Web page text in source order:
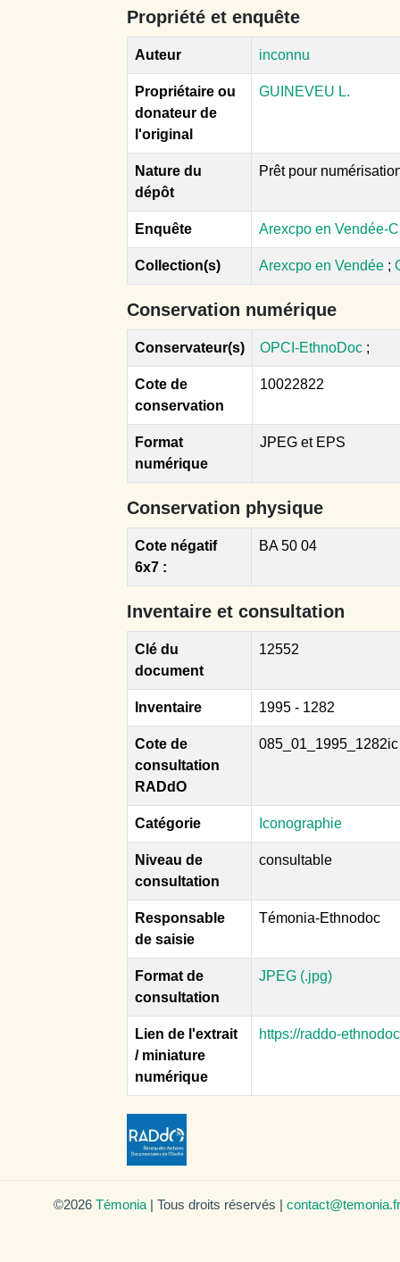
Propriété et enquête
Auteur inconnu
Propriétaire ou
donateur de
l'original
GUINEVEU L.
Nature du
dépôt
Prêt pour
Enquête Arexcpo en Vendée-
Collection(s) Arexcpo en Vendée ;
Conservation numérique
Conservateur(s) OPCI-EthnoDoc ;
Cote de
conservation
10022822
Format
numérique
JPEG et EPS
Conservation physique
Cote négatif
6x7 :
BA 50 04
Inventaire et consultation
Clé du
document
12552
Inventaire 1995 - 1282
Cote de
consultation
RADdO
085_01_1995_1282ic
Catégorie Iconographie
Niveau de
consultation
consultable
Responsable
de saisie
Témonia-Ethnodoc
Format de
consultation
JPEG (.jpg)
Lien de l'extrait
/ miniature
numérique
https://raddo-
©2026 Témonia | Tous droits réservés | contact@temonia.fr